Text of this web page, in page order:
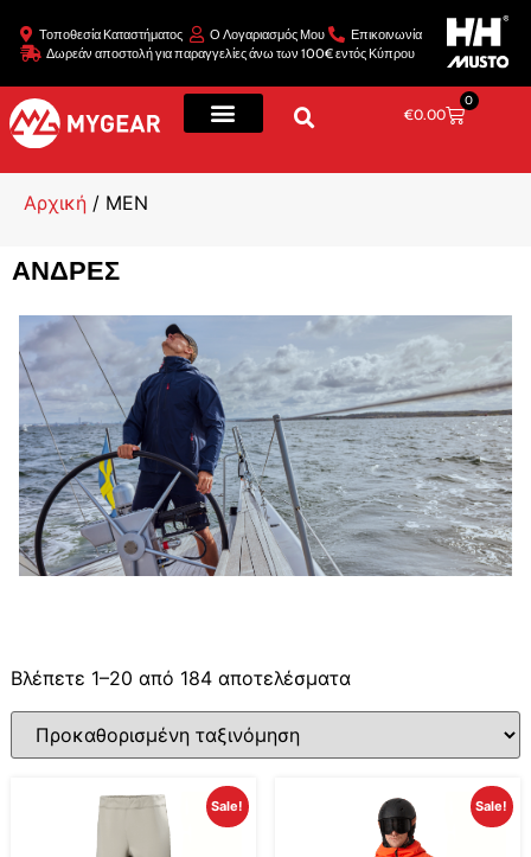
Τοποθεσία Καταστήματος Ο Λογαριασμός Μου
Επικοινωνία
Δωρεάν αποστολή για παραγγελίες άνω των 100€ εντός Κύπρου
€0.00
0
Αρχική / MEN
ΑΝΔΡΕΣ
Βλέπετε 1–20 από 184 αποτελέσματα
Sale! Sale!